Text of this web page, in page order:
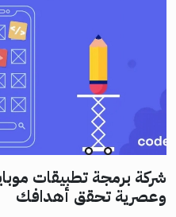
شركة برمجة تطبيقات
وعصرية تحقق أهدافك